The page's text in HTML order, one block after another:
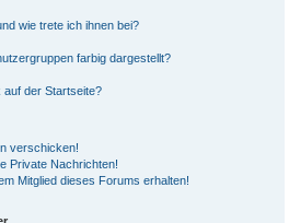
wie trete ich ihnen bei?
farbig dargestellt?
auf der Startseite?
verschicken!
Private Nachrichten!
Mitglied dieses Forums erhalten!